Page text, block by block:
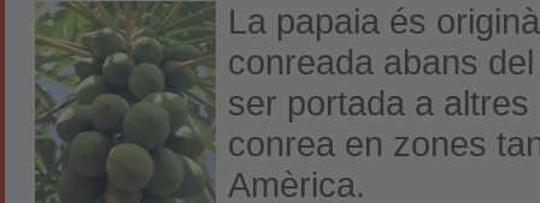
La papaia és
conreada abans
ser portada a
conrea en zones
Amèrica.